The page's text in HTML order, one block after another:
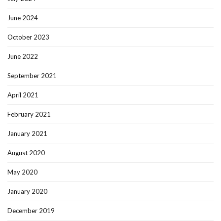
June 2024
October 2023
June 2022
September 2021
April 2021
February 2021
January 2021
August 2020
May 2020
January 2020
December 2019